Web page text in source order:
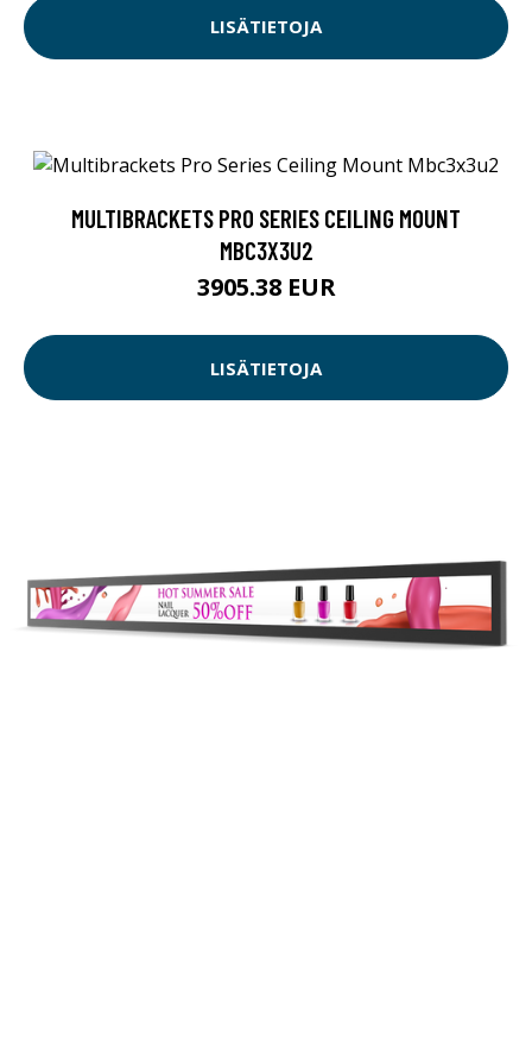
LISÄTIETOJA
MULTIBRACKETS PRO SERIES CEILING MOUNT
MBC3X3U2
3905.38 EUR
LISÄTIETOJA